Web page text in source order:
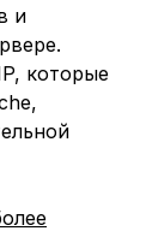
и
которые